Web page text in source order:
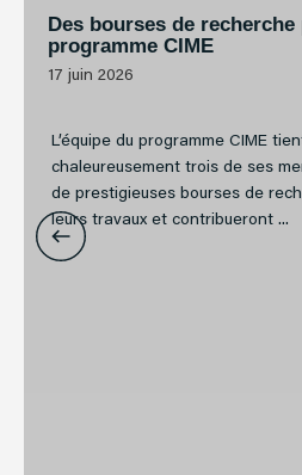
Des bourses de
programme CIME
17 juin 2026
L’équipe du programme CIME
chaleureusement trois de ses
de prestigieuses bourses de
leurs travaux et contribueront ...